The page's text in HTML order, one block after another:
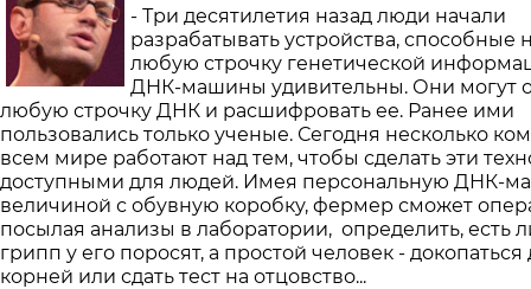
- Три десятилетия назад люди начали
разрабатывать устройства, способные
любую строчку генетической
ДНК-машины удивительны. Они могут
любую строчку ДНК и расшифровать ее. Ранее ими
пользовались только ученые. Сегодня несколько
всем мире работают над тем, чтобы сделать эти
доступными для людей. Имея персональную ДНК-
величиной с обувную коробку, фермер сможет
посылая анализы в лаборатории, определить, есть
грипп у его поросят, а простой человек - докопаться
корней или сдать тест на отцовство...